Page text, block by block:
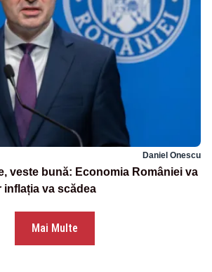
Daniel Onescu
veste bună: Economia României va
inflația va scădea
Mai Multe